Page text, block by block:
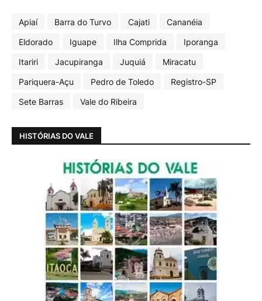
Apiaí Barra do Turvo Cajati
Cananéia
Eldorado
Iguape Ilha Comprida
Iporanga
Itariri
Jacupiranga Juquiá
Miracatu
Pariquera-Açu
Pedro de Toledo
Registro-SP
Sete Barras
Vale do Ribeira
HISTÓRIAS DO VALE